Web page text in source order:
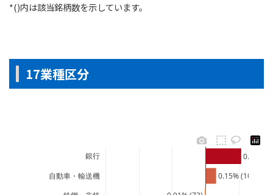
*()内は該当銘柄数を示しています。
17業種区分
0.15% (104)
0.53%
自動車・輸送機
銀行